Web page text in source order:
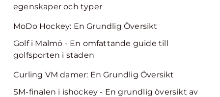
egenskaper och typer
MoDo Hockey: En Grundlig Översikt
Golf i Malmö - En omfattande guide till
golfsporten i staden
Curling VM damer: En Grundlig Översikt
SM-finalen i ishockey - En grundlig översikt av